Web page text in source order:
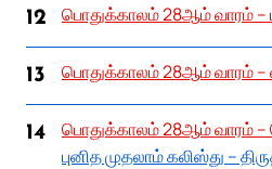
12 பொதுக்காலம் 28ஆம் வாரம் –
13 பொதுக்காலம் 28ஆம் வாரம் –
14
பொதுக்காலம் 28ஆம் வாரம்
புனித முதலாம் கலிஸ்து –